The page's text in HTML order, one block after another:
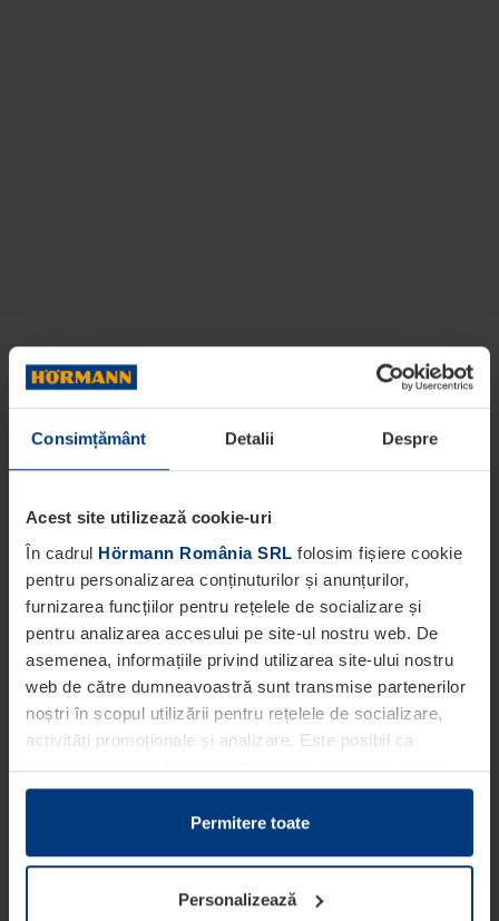
Consimțământ Detalii Despre
Acest site utilizează cookie-uri
În cadrul Hörmann România SRL folosim fișiere cookie
pentru personalizarea conținuturilor și anunțurilor,
furnizarea funcțiilor pentru rețelele de socializare și
pentru analizarea accesului pe site-ul nostru web. De
asemenea, informațiile privind utilizarea site-ului nostru
web de către dumneavoastră sunt transmise partenerilor
noștri în scopul utilizării pentru rețelele de socializare,
activități promoționale și analizare. Este posibil ca
partenerii noștri să sintetizeze aceste informații cu alte
date pe care dumneavoastră le-ați pus la dispoziția
acestora ori care au fost colectate în cadrul utilizării
Din punct de vedere legal, putem stoca fișiere cookie pe
dispozitivul dumneavoastră în cazul în care acestea sunt
Permitere toate
Personalizează